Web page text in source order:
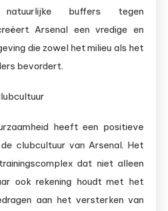
buffers tegen
Arsenal een vredige en
die zowel het milieu als het
bevordert.
heeft een positieve
clubcultuur van Arsenal. Het
dat niet alleen
ook rekening houdt met het
aan het versterken van